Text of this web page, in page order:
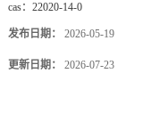
cas： 22020-14-0
发布日期： 2026-05-19
更新日期： 2026-07-23